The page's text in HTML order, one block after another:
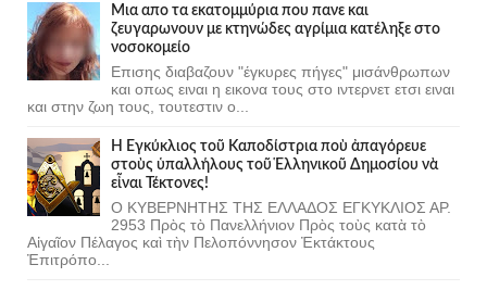
Μια απο τα εκατομμύρια που πανε και
ζευγαρωνουν με κτηνώδες αγρίμια κατέληξε στο
νοσοκομείο
Επισης διαβαζουν "έγκυρες πήγες" μισάνθρωπων
και οπως ειναι η εικονα τους στο ιντερνετ ετσι ειναι
και στην ζωη τους, τουτεστιν ο...
Ἡ Ἐγκύκλιος τοῦ Καποδίστρια ποὺ ἀπαγόρευε
στοὺς ὑπαλλήλους τοῦ Ἑλληνικοῦ Δημοσίου νὰ
εἶναι Τέκτονες!
Ο ΚΥΒΕΡΝΗΤΗΣ ΤΗΣ ΕΛΛΑΔΟΣ ΕΓΚΥΚΛΙΟΣ ΑΡ.
2953 Πρὸς τὸ Πανελλήνιον Πρὸς τοὺς κατὰ τὸ
Αἰγαῖον Πέλαγος καὶ τὴν Πελοπόννησον Ἐκτάκτους
Ἐπιτρόπο...